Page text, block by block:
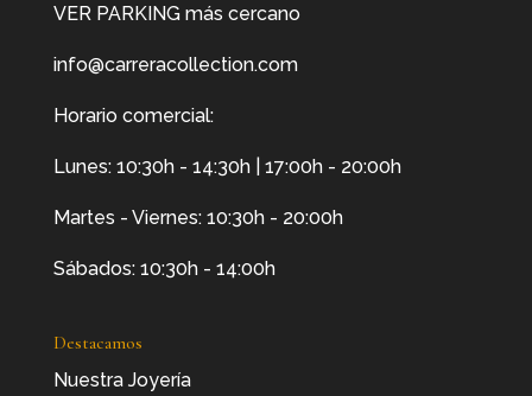
VER PARKING más cercano
info@carreracollection.com
Horario comercial:
Lunes: 10:30h - 14:30h | 17:00h - 20:00h
Martes - Viernes: 10:30h - 20:00h
Sábados: 10:30h - 14:00h
Destacamos
Nuestra Joyería